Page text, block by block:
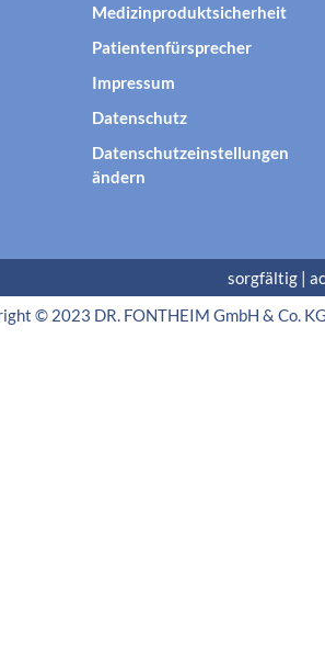
Medizinproduktsicherheit
Patientenfürsprecher
Impressum
Datenschutz
Datenschutzeinstellungen
ändern
sorgfältig |
© 2023 DR. FONTHEIM GmbH & Co.